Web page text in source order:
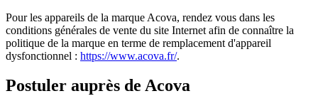
Pour les appareils de la marque Acova, rendez vous dans les
conditions générales de vente du site Internet afin de connaître la
politique de la marque en terme de remplacement d'appareil
dysfonctionnel : https://www.acova.fr/.
Postuler auprès de Acova